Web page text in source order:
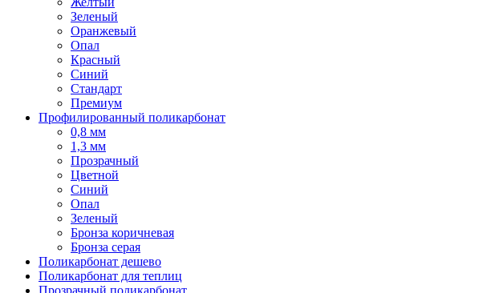
Зеленый
Оранжевый
Опал
Красный
Синий
Стандарт
Премиум
Профилированный поликарбонат
0,8 мм
1,3 мм
Прозрачный
Цветной
Синий
Опал
Зеленый
Бронза коричневая
Бронза серая
Поликарбонат дешево
Поликарбонат для теплиц
Прозрачный поликарбонат